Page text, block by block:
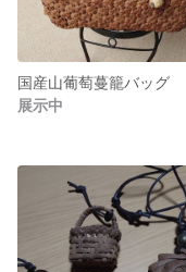
国産山葡萄蔓籠バッグ
展示中